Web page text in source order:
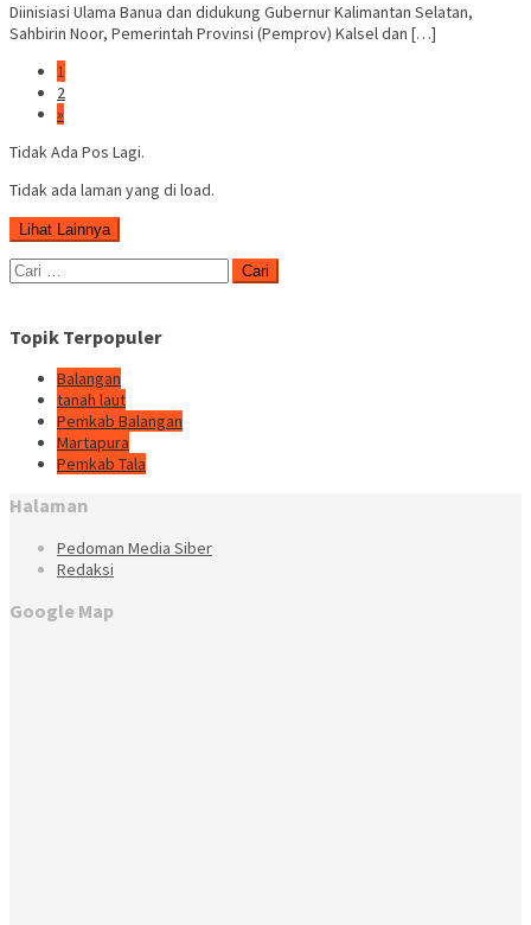
Diinisiasi Ulama Banua dan didukung Gubernur Kalimantan Selatan,
Sahbirin Noor, Pemerintah Provinsi (Pemprov) Kalsel dan […]
1
2
»
Tidak Ada Pos Lagi.
Tidak ada laman yang di load.
Lihat Lainnya
Cari
untuk:
Topik Terpopuler
Balangan
tanah laut
Pemkab Balangan
Martapura
Pemkab Tala
Halaman
Pedoman Media Siber
Redaksi
Google Map